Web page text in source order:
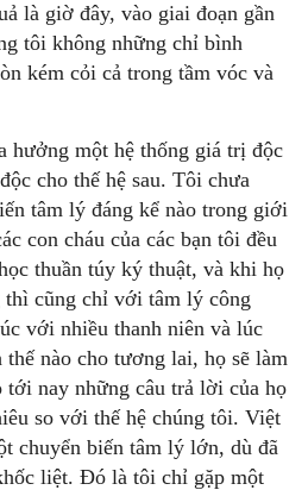
là giờ đây, vào giai đoạn gần
tôi không những chỉ bình
kém cỏi cả trong tầm vóc và
hưởng một hệ thống giá trị độc
cho thế hệ sau. Tôi chưa
tâm lý đáng kể nào trong giới
con cháu của các bạn tôi đều
thuần túy ký thuật, và khi họ
thì cũng chỉ với tâm lý công
với nhiều thanh niên và lúc
nào cho tương lai, họ sẽ làm
nay những câu trả lời của họ
so với thế hệ chúng tôi. Việt
chuyển biến tâm lý lớn, dù đã
liệt. Đó là tôi chỉ gặp một